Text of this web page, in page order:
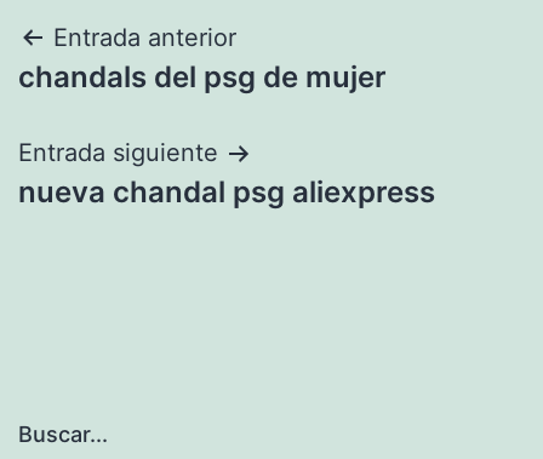
Navegación
de
entradas
Entrada anterior
chandals del psg de mujer
Entrada siguiente
nueva chandal psg aliexpress
Buscar...